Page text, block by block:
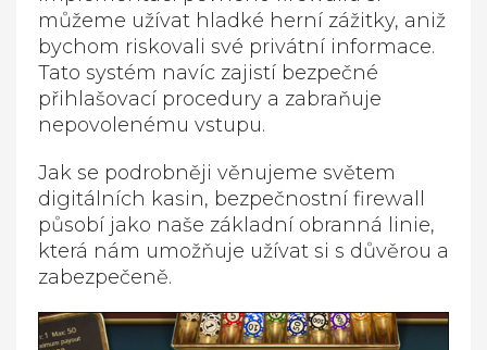
můžeme užívat hladké herní zážitky, aniž
bychom riskovali své privátní informace.
Tato systém navíc zajistí bezpečné
přihlašovací procedury a zabraňuje
nepovolenému vstupu.
Jak se podrobněji věnujeme světem
digitálních kasin, bezpečnostní firewall
působí jako naše základní obranná linie,
která nám umožňuje užívat si s důvěrou a
zabezpečeně.